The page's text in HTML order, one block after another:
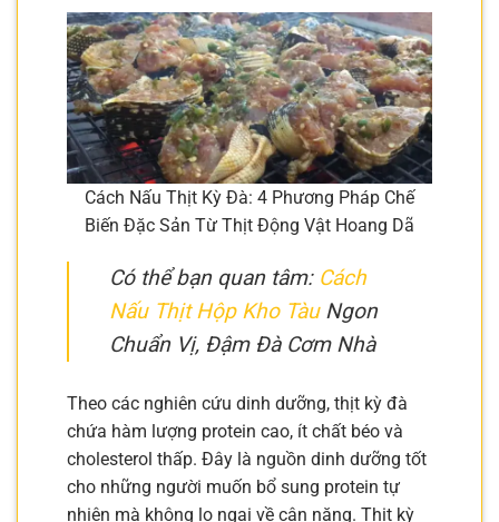
Cách Nấu Thịt Kỳ Đà: 4 Phương Pháp Chế
Biến Đặc Sản Từ Thịt Động Vật Hoang Dã
Có thể bạn quan tâm: Cách
Nấu Thịt Hộp Kho TàuNgon
Chuẩn Vị, Đậm Đà Cơm Nhà
Theo các nghiên cứu dinh dưỡng, thịt kỳ đà
chứa hàm lượng protein cao, ít chất béo và
cholesterol thấp. Đây là nguồn dinh dưỡng tốt
cho những người muốn bổ sung protein tự
nhiên mà không lo ngại về cân nặng. Thịt kỳ